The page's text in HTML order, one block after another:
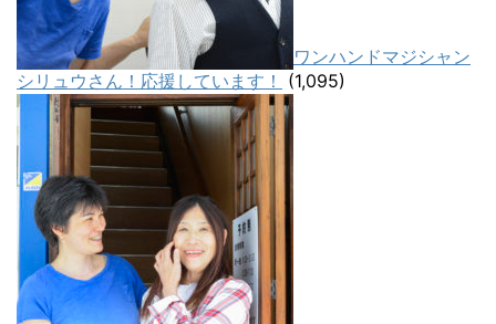
ワンハンドマジシャン
シリュウさん！応援しています！
(1,095)